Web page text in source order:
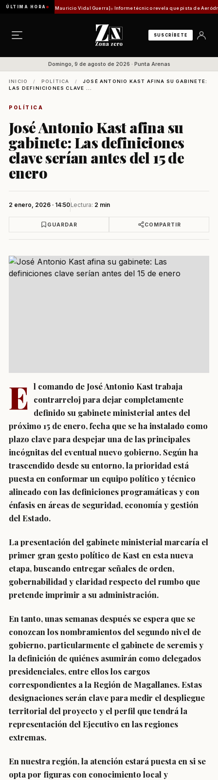
ÚLTIMA HORA
[Por Mauricio Vidal Guerra] Informe técnico revela que pista de Aeródromo
SUSCRÍBETE
Domingo, 9 de agosto de 2026 · Punta Arenas
INICIO / POLÍTICA /
JOSÉ ANTONIO KAST AFINA SU GABINETE:
LAS DEFINICIONES CLAVE ...
POLÍTICA
José Antonio Kast afina su
gabinete: Las definiciones
clave serían antes del 15 de
enero
2 enero, 2026 · 14:50Lectura: 2 min
GUARDAR COMPARTIR
E l comando de José Antonio Kast trabaja
contrarreloj para dejar completamente
definido su gabinete ministerial antes del
próximo 15 de enero, fecha que se ha instalado como
plazo clave para despejar una de las principales
incógnitas del eventual nuevo gobierno. Según ha
trascendido desde su entorno, la prioridad está
puesta en conformar un equipo político y técnico
alineado con las definiciones programáticas y con
énfasis en áreas de seguridad, economía y gestión
del Estado.
La presentación del gabinete ministerial marcaría el
primer gran gesto político de Kast en esta nueva
etapa, buscando entregar señales de orden,
gobernabilidad y claridad respecto del rumbo que
pretende imprimir a su administración.
En tanto, unas semanas después se espera que se
conozcan los nombramientos del segundo nivel de
gobierno, particularmente el gabinete de seremis y
la definición de quiénes asumirán como delegados
presidenciales, entre ellos los cargos
correspondientes a la Región de Magallanes. Estas
designaciones serán clave para medir el despliegue
territorial del proyecto y el perfil que tendrá la
representación del Ejecutivo en las regiones
extremas.
En nuestra región, la atención estará puesta en si se
opta por figuras con conocimiento local y